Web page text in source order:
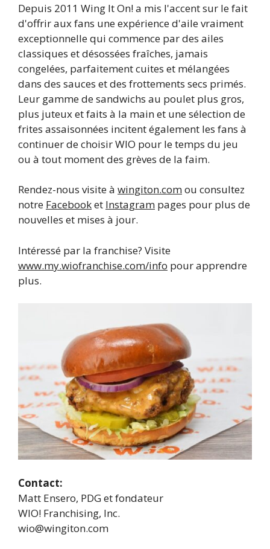
Depuis 2011 Wing It On! a mis l'accent sur le fait
d'offrir aux fans une expérience d'aile vraiment
exceptionnelle qui commence par des ailes
classiques et désossées fraîches, jamais
congelées, parfaitement cuites et mélangées
dans des sauces et des frottements secs primés.
Leur gamme de sandwichs au poulet plus gros,
plus juteux et faits à la main et une sélection de
frites assaisonnées incitent également les fans à
continuer de choisir WIO pour le temps du jeu
ou à tout moment des grèves de la faim.
Rendez-nous visite à wingiton.comou consultez
notre Facebooket Instagram pages pour plus de
nouvelles et mises à jour.
Intéressé par la franchise? Visite
www.my.wiofranchise.com/info pour apprendre
plus.
Contact:
Matt Ensero, PDG et fondateur
WIO! Franchising, Inc.
wio@wingiton.com